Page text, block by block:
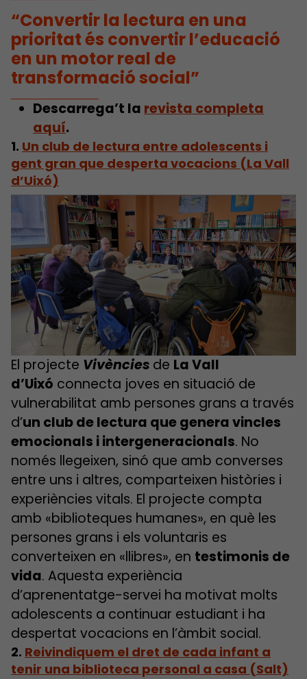
“Convertir la lectura en una
prioritat és convertir l’educació
en un motor real de
transformació social”
Descarrega’t la revista completa
aquí.
1. Un club de lectura entre adolescents i
gent gran que desperta vocacions (La Vall
d’Uixó)
El projecte Vivències de La Vall
d’Uixó connecta joves en situació de
vulnerabilitat amb persones grans a través
d’un club de lectura que genera vincles
emocionals i intergeneracionals. No
només llegeixen, sinó que amb converses
entre uns i altres, comparteixen històries i
experiències vitals. El projecte compta
amb «biblioteques humanes», en què les
persones grans i els voluntaris es
converteixen en «llibres», en testimonis de
vida. Aquesta experiència
d’aprenentatge-servei ha motivat molts
adolescents a continuar estudiant i ha
despertat vocacions en l’àmbit social.
2. Reivindiquem el dret de cada infant a
tenir una biblioteca personal a casa (Salt)